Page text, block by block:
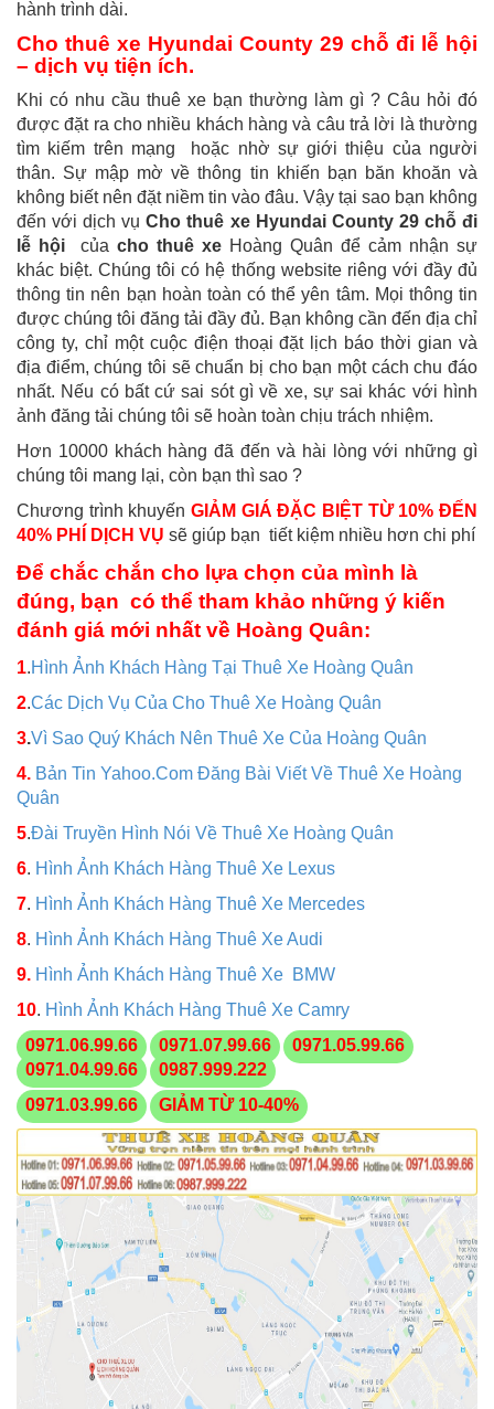
hành trình dài.
Cho thuê xe Hyundai County 29 chỗ đi lễ hội
– dịch vụ tiện ích.
Khi có nhu cầu thuê xe bạn thường làm gì ? Câu hỏi đó
được đặt ra cho nhiều khách hàng và câu trả lời là thường
tìm kiếm trên mạng hoặc nhờ sự giới thiệu của người
thân. Sự mập mờ về thông tin khiến bạn băn khoăn và
không biết nên đặt niềm tin vào đâu. Vậy tại sao bạn không
đến với dịch vụ Cho thuê xe Hyundai County 29 chỗ đi
lễ hội
của cho thuê xe Hoàng Quân để cảm nhận sự
khác biệt. Chúng tôi có hệ thống website riêng với đầy đủ
thông tin nên bạn hoàn toàn có thể yên tâm. Mọi thông tin
được chúng tôi đăng tải đầy đủ. Bạn không cần đến địa chỉ
công ty, chỉ một cuộc điện thoại đặt lịch báo thời gian và
địa điểm, chúng tôi sẽ chuẩn bị cho bạn một cách chu đáo
nhất. Nếu có bất cứ sai sót gì về xe, sự sai khác với hình
ảnh đăng tải chúng tôi sẽ hoàn toàn chịu trách nhiệm.
Hơn 10000 khách hàng đã đến và hài lòng với những gì
chúng tôi mang lại, còn bạn thì sao ?
Chương trình khuyến GIẢM GIÁ ĐẶC BIỆT TỪ 10% ĐẾN
40% PHÍ DỊCH VỤ sẽ giúp bạn tiết kiệm nhiều hơn chi phí
Để chắc chắn cho lựa chọn của mình là
đúng, bạn có thể tham khảo những ý kiến
đánh giá mới nhất về Hoàng Quân:
1.Hình Ảnh Khách Hàng Tại Thuê Xe Hoàng Quân
2.Các Dịch Vụ Của Cho Thuê Xe Hoàng Quân
3.Vì Sao Quý Khách Nên Thuê Xe Của Hoàng Quân
4. Bản Tin Yahoo.Com Đăng Bài Viết Về Thuê Xe Hoàng
Quân
5.Đài Truyền Hình Nói Về Thuê Xe Hoàng Quân
6. Hình Ảnh Khách Hàng Thuê Xe Lexus
7. Hình Ảnh Khách Hàng Thuê Xe Mercedes
8. Hình Ảnh Khách Hàng Thuê Xe Audi
9. Hình Ảnh Khách Hàng Thuê Xe BMW
10. Hình Ảnh Khách Hàng Thuê Xe Camry
0971.06.99.66
0971.07.99.66
0971.05.99.66
0971.04.99.66
0987.999.222
0971.03.99.66
GIẢM TỪ 10-40%